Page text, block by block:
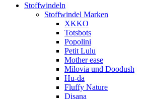
Stoffwindeln
Stoffwindel Marken
XKKO
Totsbots
Popolini
Petit Lulu
Mother ease
Milovia und Doodush
Hu-da
Fluffy Nature
Disana